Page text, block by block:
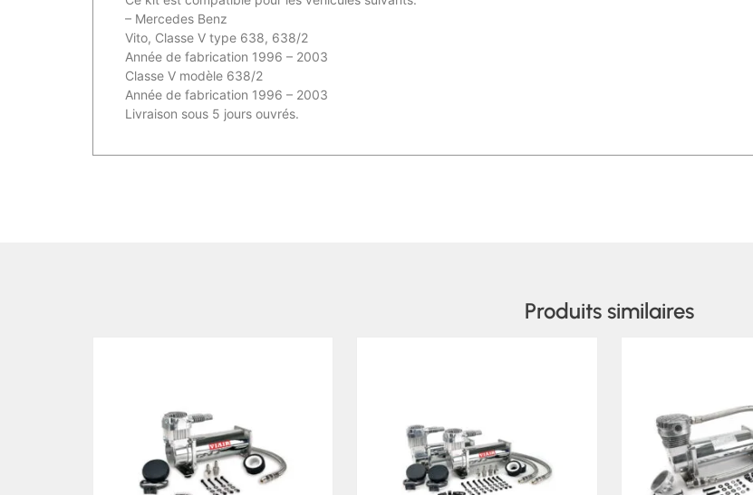
– Mercedes Benz
Vito, Classe V type 638, 638/2
Année de fabrication 1996 – 2003
Classe V modèle 638/2
Année de fabrication 1996 – 2003
Livraison sous 5 jours ouvrés.
Produits similaires